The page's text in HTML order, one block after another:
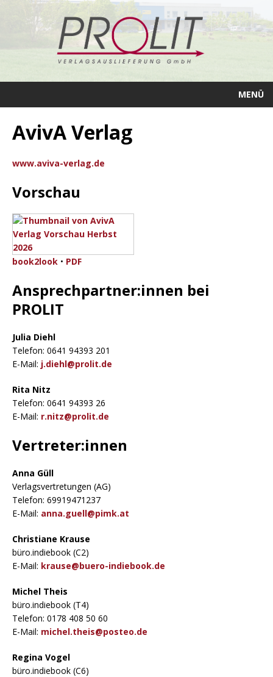
MENÜ
AvivA Verlag
www.aviva-verlag.de
Vorschau
book2look • PDF
Ansprechpartner:innen bei
PROLIT
Julia Diehl
Telefon: 0641 94393 201
E-Mail: j.diehl@prolit.de
Rita Nitz
Telefon: 0641 94393 26
E-Mail: r.nitz@prolit.de
Vertreter:innen
Anna Güll
Verlagsvertretungen (AG)
Telefon: 69919471237
E-Mail: anna.guell@pimk.at
Christiane Krause
büro.indiebook (C2)
E-Mail: krause@buero-indiebook.de
Michel Theis
büro.indiebook (T4)
Telefon: 0178 408 50 60
E-Mail: michel.theis@posteo.de
Regina Vogel
büro.indiebook (C6)